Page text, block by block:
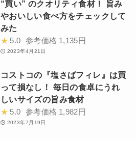
“買い” のクオリティ食材！ 旨み
やおいしい食べ方をチェックして
みた
★ 5.0 参考価格 1,135円
2023年4月21日
コストコの『塩さばフィレ』は買
って損なし！ 毎日の食卓にうれ
しいサイズの旨み食材
★ 5.0 参考価格 1,982円
2023年7月19日